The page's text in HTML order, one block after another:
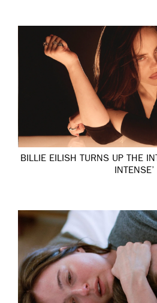
BILLIE EILISH TURNS UP THE
INTENSE’